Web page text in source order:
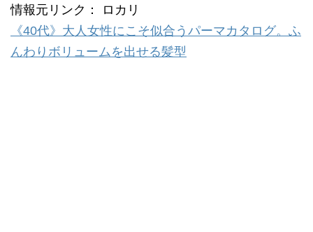
情報元リンク： ロカリ
《40代》大人女性にこそ似合うパーマカタログ。ふ
んわりボリュームを出せる髪型